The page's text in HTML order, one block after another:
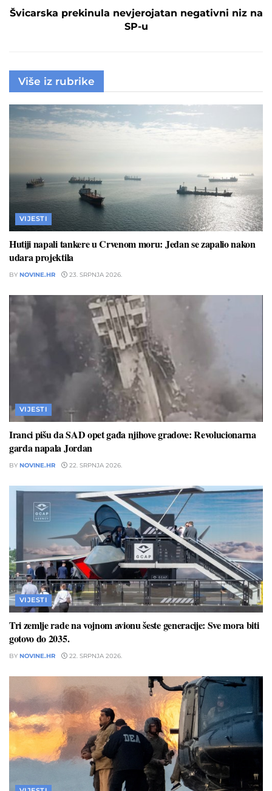
Švicarska prekinula nevjerojatan negativni niz na
SP-u
Više iz rubrike
VIJESTI
Hutiji napali tankere u Crvenom moru: Jedan se zapalio nakon
udara projektila
BY NOVINE.HR 23. SRPNJA 2026.
VIJESTI
Iranci pišu da SAD opet gađa njihove gradove: Revolucionarna
garda napala Jordan
BY NOVINE.HR 22. SRPNJA 2026.
VIJESTI
Tri zemlje rade na vojnom avionu šeste generacije: Sve mora biti
gotovo do 2035.
BY NOVINE.HR 22. SRPNJA 2026.